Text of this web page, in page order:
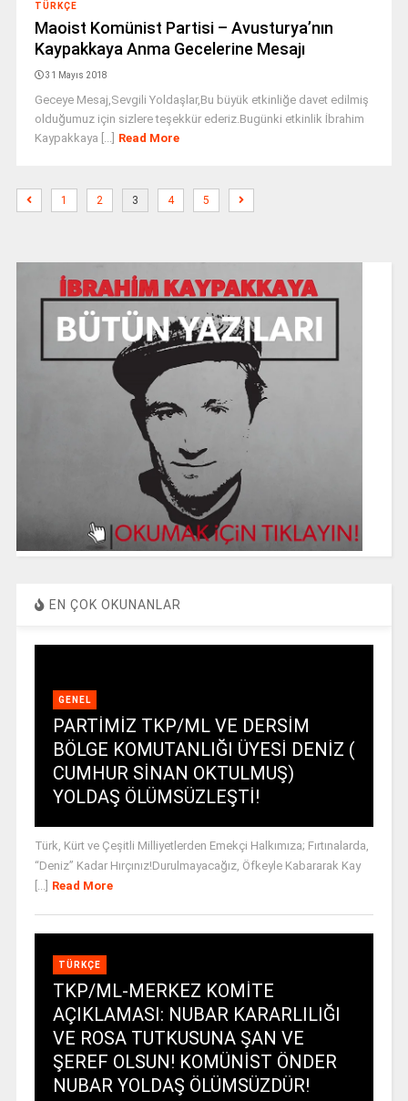
TÜRKÇE
Maoist Komünist Partisi – Avusturya’nın
Kaypakkaya Anma Gecelerine Mesajı
31 Mayıs 2018
Geceye Mesaj,Sevgili Yoldaşlar,Bu büyük etkinliğe davet edilmiş
olduğumuz için sizlere teşekkür ederiz.Bugünki etkinlik İbrahim
Kaypakkaya [...] Read More
1 2 3 4 5
EN ÇOK OKUNANLAR
GENEL
PARTİMİZ TKP/ML VE DERSİM
BÖLGE KOMUTANLIĞI ÜYESİ DENİZ (
CUMHUR SİNAN OKTULMUŞ)
YOLDAŞ ÖLÜMSÜZLEŞTİ!
Türk, Kürt ve Çeşitli Milliyetlerden Emekçi Halkımıza; Fırtınalarda,
“Deniz” Kadar Hırçınız!Durulmayacağız, Öfkeyle Kabararak Kay
Read More
TÜRKÇE
TKP/ML-MERKEZ KOMİTE
AÇIKLAMASI: NUBAR KARARLILIĞI
VE ROSA TUTKUSUNA ŞAN VE
ŞEREF OLSUN! KOMÜNİST ÖNDER
NUBAR YOLDAŞ ÖLÜMSÜZDÜR!